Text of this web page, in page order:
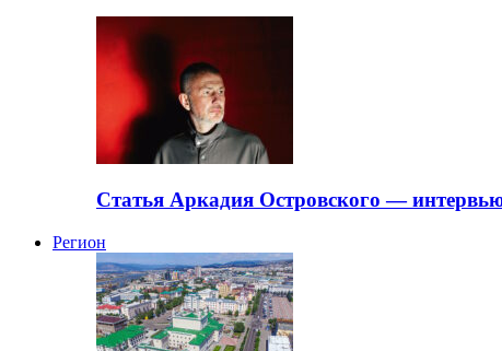
Статья Аркадия Островского —
Регион